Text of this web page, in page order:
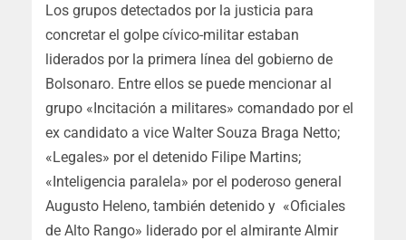
Los grupos detectados por la justicia para
concretar el golpe cívico-militar estaban
liderados por la primera línea del gobierno de
Bolsonaro. Entre ellos se puede mencionar al
grupo «Incitación a militares» comandado por el
ex candidato a vice Walter Souza Braga Netto;
«Legales» por el detenido Filipe Martins;
«Inteligencia paralela» por el poderoso general
Augusto Heleno, también detenido y «Oficiales
de Alto Rango» liderado por el almirante Almir